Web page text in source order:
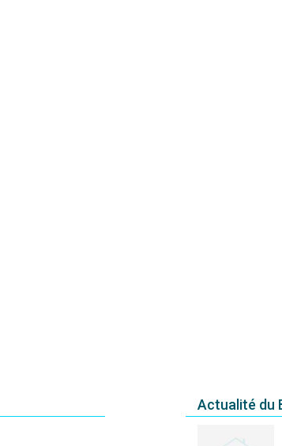
Actualité du